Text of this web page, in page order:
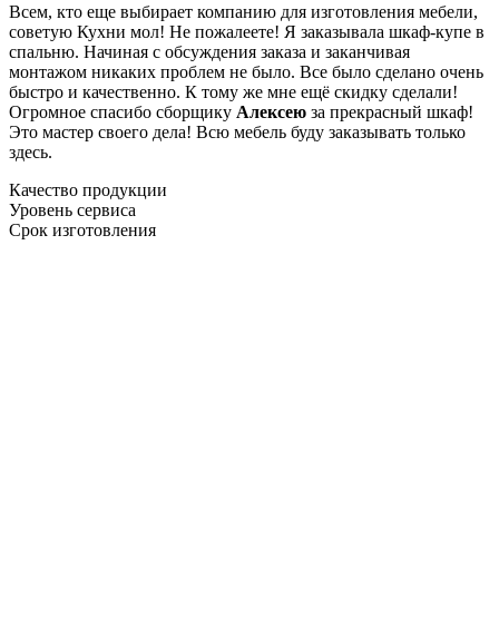
Всем, кто еще выбирает компанию для изготовления мебели,
советую Кухни мол! Не пожалеете! Я заказывала шкаф-купе в
спальню. Начиная с обсуждения заказа и заканчивая
монтажом никаких проблем не было. Все было сделано очень
быстро и качественно. К тому же мне ещё скидку сделали!
Огромное спасибо сборщику Алексею за прекрасный шкаф!
Это мастер своего дела! Всю мебель буду заказывать только
здесь.
Качество продукции
Уровень сервиса
Срок изготовления